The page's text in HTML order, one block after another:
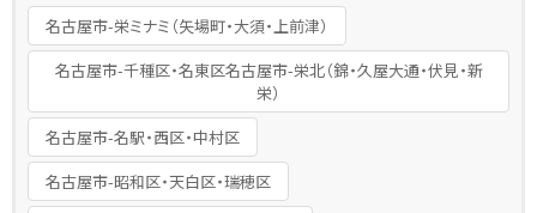
名古屋市-栄ミナミ（矢場町・大須・上前津）
名古屋市-千種区・名東区名古屋市-栄北（錦・久屋大通・伏見・新
栄）
名古屋市-名駅・西区・中村区
名古屋市-昭和区・天白区・瑞穂区